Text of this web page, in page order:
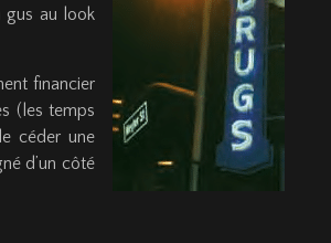
gus au look
financier
(les temps
céder une
d’un côté